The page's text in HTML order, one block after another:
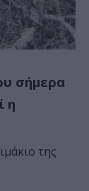
σήμερα
η
της